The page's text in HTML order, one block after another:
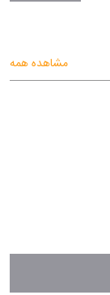
مشاهده همه